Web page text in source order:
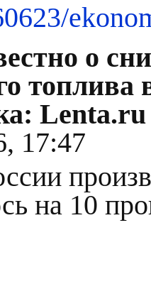
о
топлива
Lenta.ru
17:47
на 10